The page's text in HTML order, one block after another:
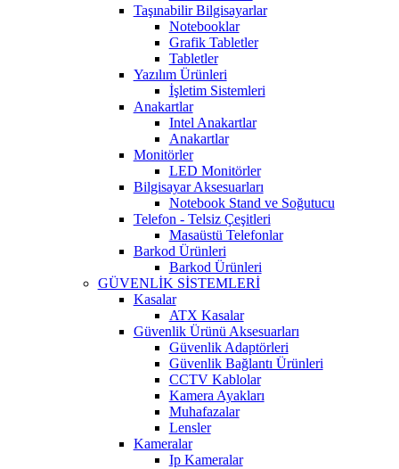
Taşınabilir Bilgisayarlar
Notebooklar
Grafik Tabletler
Tabletler
Yazılım Ürünleri
İşletim Sistemleri
Anakartlar
Intel Anakartlar
Anakartlar
Monitörler
LED Monitörler
Bilgisayar Aksesuarları
Notebook Stand ve Soğutucu
Telefon - Telsiz Çeşitleri
Masaüstü Telefonlar
Barkod Ürünleri
Barkod Ürünleri
GÜVENLİK SİSTEMLERİ
Kasalar
ATX Kasalar
Güvenlik Ürünü Aksesuarları
Güvenlik Adaptörleri
Güvenlik Bağlantı Ürünleri
CCTV Kablolar
Kamera Ayakları
Muhafazalar
Lensler
Kameralar
Ip Kameralar